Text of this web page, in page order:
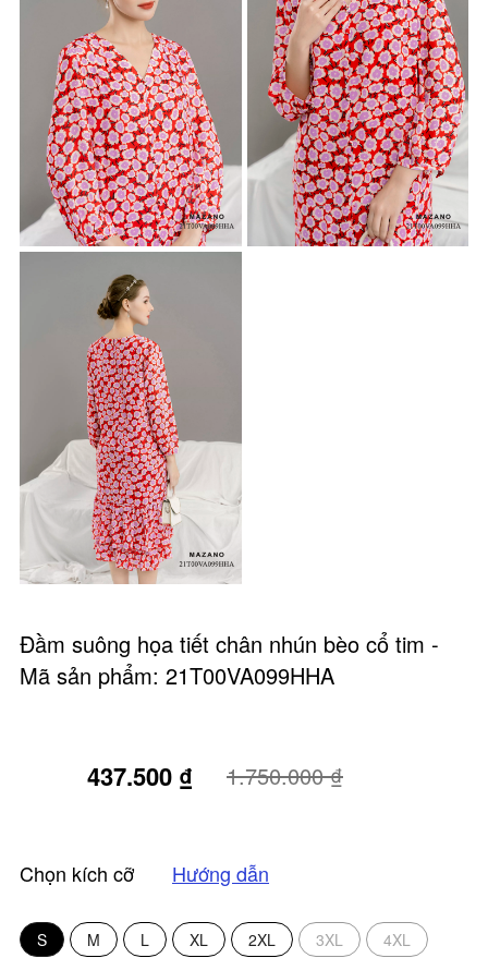
437.500 ₫
Đầm suông họa tiết chân nhún bèo cổ tim -
Mã sản phẩm: 21T00VA099HHA
Hướng dẫn
S M L XL 2XL 3XL 4XL
Chọn kích cỡ
1.750.000 ₫